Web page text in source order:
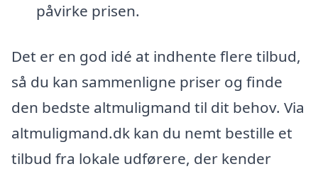
påvirke prisen.
Det er en god idé at indhente flere tilbud,
så du kan sammenligne priser og finde
den bedste altmuligmand til dit behov. Via
altmuligmand.dk kan du nemt bestille et
tilbud fra lokale udførere, der kender